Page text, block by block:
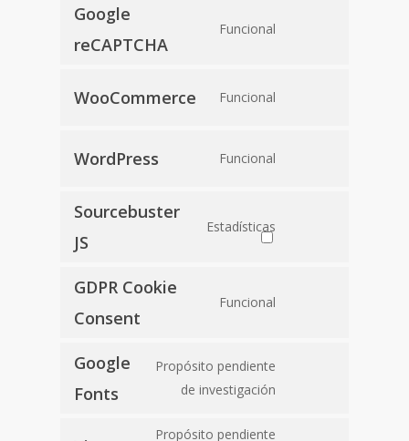
Google
reCAPTCHA
Funcional
WooCommerce Funcional
woocommerce
WordPress Funcional
Sourcebuster
JS
Estadísticas
js
GDPR Cookie
Consent
Funcional
gdpr-
cookie-
Google
Fonts
Propósito pendiente
de investigación
Consent
to
google-
Propósito pendienteConsent